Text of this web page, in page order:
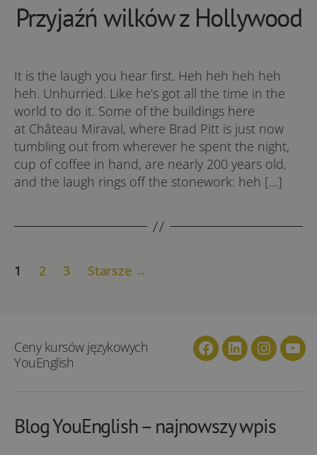
Przyjaźń wilków z Hollywood
It is the laugh you hear first. Heh heh heh heh
heh. Unhurried. Like he’s got all the time in the
world to do it. Some of the buildings here
at Château Miraval, where Brad Pitt is just now
tumbling out from wherever he spent the night,
cup of coffee in hand, are nearly 200 years old,
and the laugh rings off the stonework: heh […]
Stronicowanie
1 2 3 Starsze →
Ceny kursów językowych
YouEnglish
Facebook
Linkedin
Blog YouEnglish – najnowszy wpis